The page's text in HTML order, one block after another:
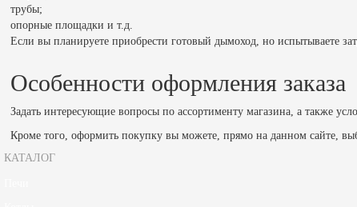
трубы;
опорные площадки и т.д.
Если вы планируете приобрести готовый дымоход, но испытываете
Особенности оформления заказа
Задать интересующие вопросы по ассортименту магазина, а также
Кроме того, оформить покупку вы можете, прямо на данном сайте,
КАТАЛОГ